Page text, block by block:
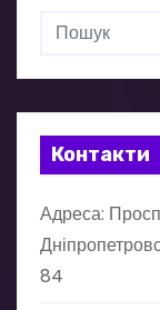
і
з
а
Контакти
Адреса:
84